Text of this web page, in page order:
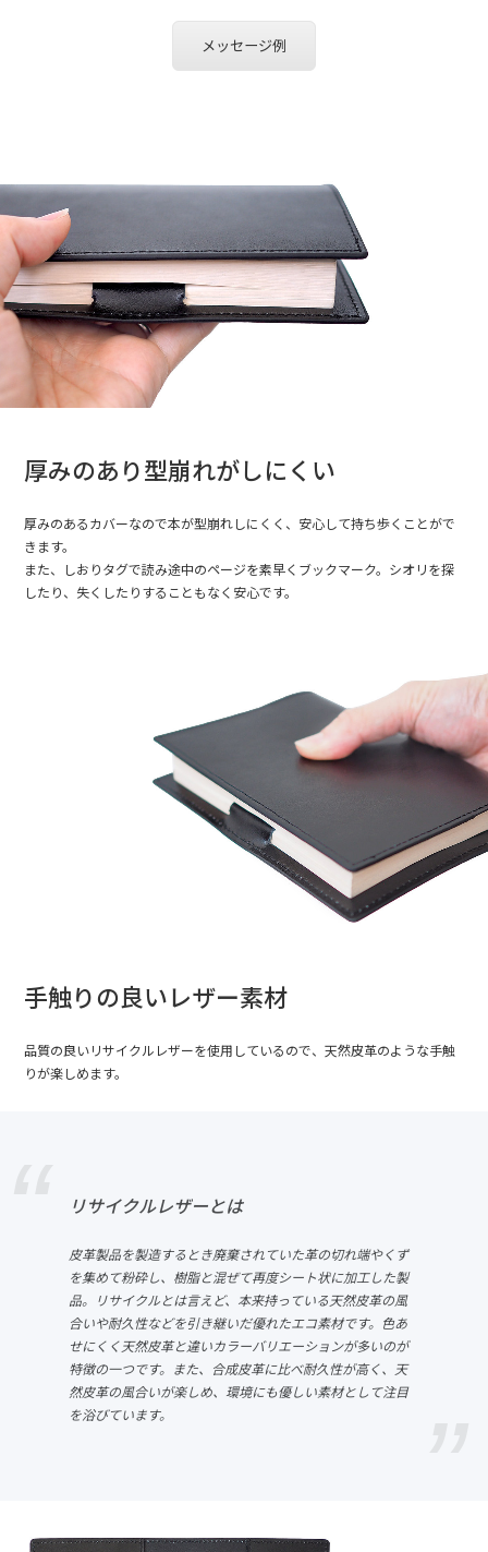
メッセージ例
厚みのあり型崩れがしにくい
厚みのあるカバーなので本が型崩れしにくく、安心して持ち歩くことがで
きます。
また、しおりタグで読み途中のページを素早くブックマーク。シオリを探
したり、失くしたりすることもなく安心です。
手触りの良いレザー素材
品質の良いリサイクルレザーを使用しているので、天然皮革のような手触
りが楽しめます。
リサイクルレザーとは
皮革製品を製造するとき廃棄されていた革の切れ端やくず
を集めて粉砕し、樹脂と混ぜて再度シート状に加工した製
品。リサイクルとは言えど、本来持っている天然皮革の風
合いや耐久性などを引き継いだ優れたエコ素材です。色あ
せにくく天然皮革と違いカラーバリエーションが多いのが
特徴の一つです。また、合成皮革に比べ耐久性が高く、天
然皮革の風合いが楽しめ、環境にも優しい素材として注目
を浴びています。